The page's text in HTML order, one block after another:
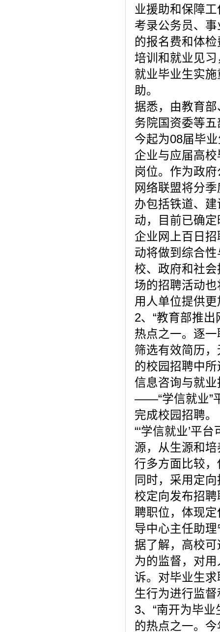
业援助和保障
考录公务员、
的报名费和体
培训和就业见
就业毕业生实
助。
据悉，由教育
务院国资委等
今起为08届毕
企业与应届高
岗位。作为政
网络联盟将分
办包括铁道、
动，目前已确
企业网上百日
动将做到综合
校、政府和社
场的招聘活动
用人单位提供
2、“教育部推
热点之一。逐
筛选有效简历
的校园招聘中
信息咨询与就
――“学信就业”
完成校园招聘。
“‘学信就业’平
源，从生源和
行多方面比较
同时，采用定
校定向发布招
聘职位，体现
导中心主任助
据了解，高校
为的监督，对
诉。对毕业生
生行为进行监
3、“南开为毕
的热点之一。